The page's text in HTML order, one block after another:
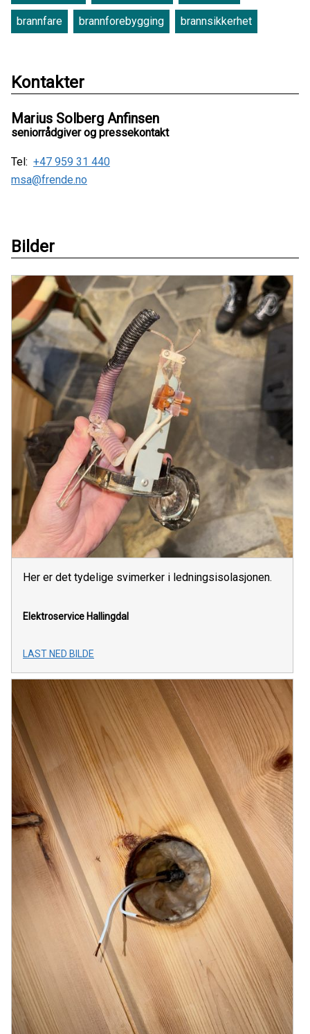
brannfare brannforebygging brannsikkerhet
Kontakter
Marius Solberg Anfinsen
seniorrådgiver og pressekontakt
Tel: +47 959 31 440
msa@frende.no
Bilder
Her er det tydelige svimerker i ledningsisolasjonen.
Elektroservice Hallingdal
LAST NED BILDE